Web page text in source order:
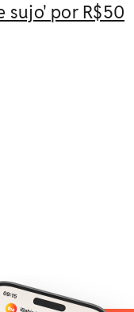
sujo' por R$50